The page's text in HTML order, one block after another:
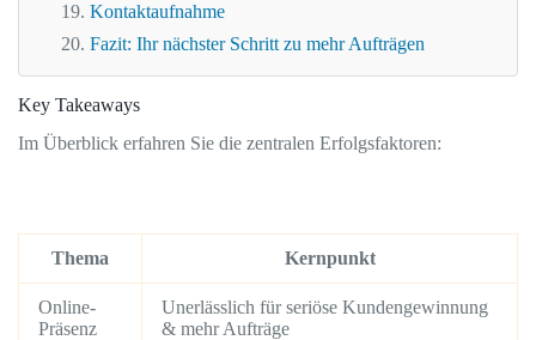
Kontaktaufnahme
Fazit: Ihr nächster Schritt zu mehr Aufträgen
Key Takeaways
Im Überblick erfahren Sie die zentralen Erfolgsfaktoren:
Thema Kernpunkt
Online-
Präsenz
Unerlässlich für seriöse Kundengewinnung
& mehr Aufträge